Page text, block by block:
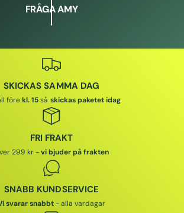
FRÅGA AMY
SKICKAS SAMMA DAG
förekl. 15så skickas paketet idag
FRI FRAKT
299 kr -vi bjuder på frakten
SNABB KUNDSERVICE
svarar snabbt - alla vardagar